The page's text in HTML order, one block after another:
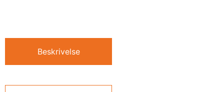
Beskrivelse